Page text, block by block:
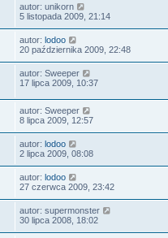
autor: unikorn
5 listopada 2009, 21:14
autor: lodoo
20 października 2009, 22:48
autor: Sweeper
17 lipca 2009, 10:37
autor: Sweeper
8 lipca 2009, 12:57
autor: lodoo
2 lipca 2009, 08:08
autor: lodoo
27 czerwca 2009, 23:42
autor: supermonster
30 lipca 2008, 18:02